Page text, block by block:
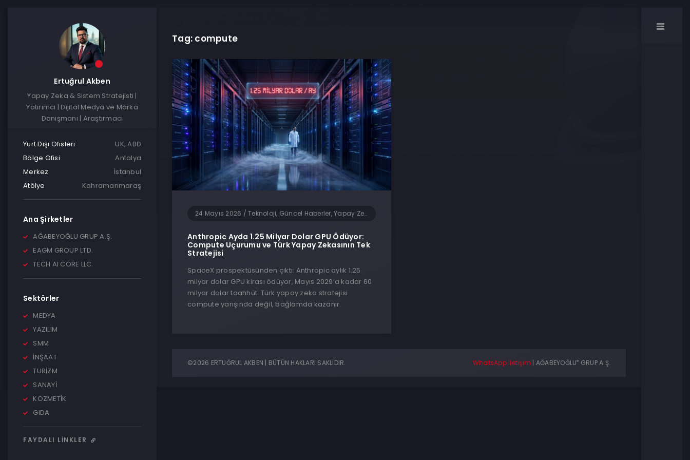
Ertuğrul Akben
Yapay Zeka & Sistem Stratejisti |
Yatırımcı | Dijital Medya ve Marka
Danışmanı | Araştırmacı
Yurt Dışı Ofisleri
UK, ABD
Bölge Ofisi
Antalya
Merkez
İstanbul
Atölye
Kahramanmaraş
Ana Şirketler
AĞABEYOĞLU GRUP A.Ş.
EAGM GROUP LTD.
TECH AI CORE LLC.
Sektörler
MEDYA
YAZILIM
SMM
İNŞAAT
TURİZM
SANAYİ
KOZMETİK
GIDA
FAYDALI LINKLER
Tag: compute
24 Mayıs 2026 / Teknoloji, Güncel Haberler, Yapay Zeka, Yazılım
Anthropic Ayda 1.25 Milyar Dolar GPU Ödüyor:
Compute Uçurumu ve Türk Yapay Zekasının Tek
Stratejisi
SpaceX prospektüsünden çıktı: Anthropic aylık 1.25
milyar dolar GPU kirası ödüyor, Mayıs 2029’a kadar 60
milyar dolar taahhüt. Türk yapay zeka stratejisi
compute yarışında değil, bağlamda kazanır.
©2026 ERTUĞRUL AKBEN | BÜTÜN HAKLARI SAKLIDIR. WhatsApp İletişim | AĞABEYOĞLU® GRUP A.Ş.